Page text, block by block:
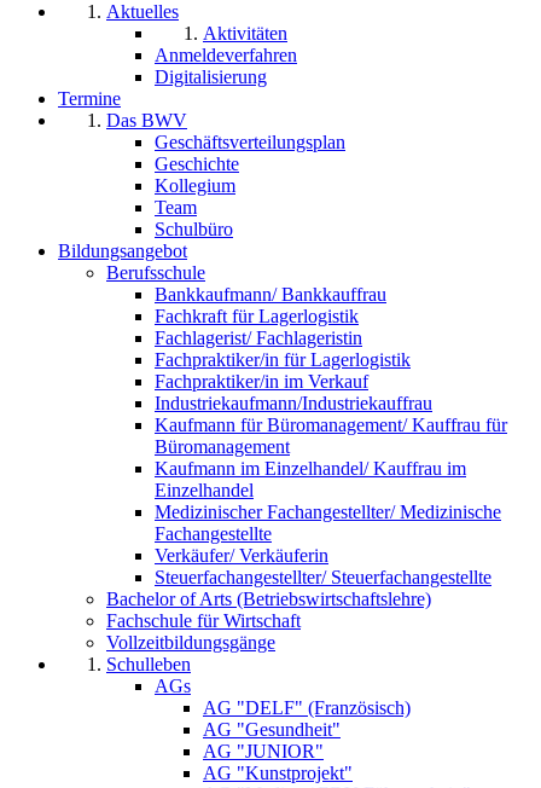
Aktuelles
Aktivitäten
Anmeldeverfahren
Digitalisierung
Termine
Das BWV
Geschäftsverteilungsplan
Geschichte
Kollegium
Team
Schulbüro
Bildungsangebot
Berufsschule
Bankkaufmann/ Bankkauffrau
Fachkraft für Lagerlogistik
Fachlagerist/ Fachlageristin
Fachpraktiker/in für Lagerlogistik
Fachpraktiker/in im Verkauf
Industriekaufmann/Industriekauffrau
Kaufmann für Büromanagement/ Kauffrau für
Büromanagement
Kaufmann im Einzelhandel/ Kauffrau im
Einzelhandel
Medizinischer Fachangestellter/ Medizinische
Fachangestellte
Verkäufer/ Verkäuferin
Steuerfachangestellter/ Steuerfachangestellte
Bachelor of Arts (Betriebswirtschaftslehre)
Fachschule für Wirtschaft
Vollzeitbildungsgänge
Schulleben
AGs
AG "DELF" (Französisch)
AG "Gesundheit"
AG "JUNIOR"
AG "Kunstprojekt"